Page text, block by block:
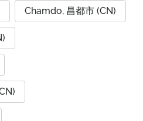
Chamdo, 昌都市 (CN)